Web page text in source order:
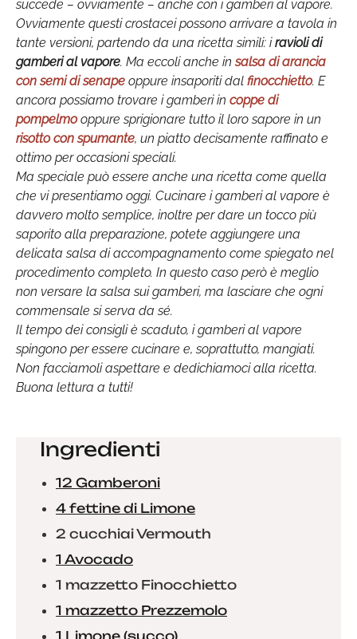
succede – ovviamente – anche con i gamberi al vapore.
Ovviamente questi crostacei possono arrivare a tavola in
tante versioni, partendo da una ricetta simili: iravioli di
gamberi al vapore. Ma eccoli anche insalsa di arancia
con semi di senape oppure insaporiti dal finocchietto. E
ancora possiamo trovare i gamberi in coppe di
pompelmooppure sprigionare tutto il loro sapore in un
risotto con spumante, un piatto decisamente raffinato e
ottimo per occasioni speciali.
Ma speciale può essere anche una ricetta come quella
che vi presentiamo oggi. Cucinare i gamberi al vapore è
davvero molto semplice, inoltre per dare un tocco più
saporito alla preparazione, potete aggiungere una
delicata salsa di accompagnamento come spiegato nel
procedimento completo. In questo caso però è meglio
non versare la salsa sui gamberi, ma lasciare che ogni
commensale si serva da sé.
Il tempo dei consigli è scaduto, i gamberi al vapore
spingono per essere cucinare e, soprattutto, mangiati.
Non facciamoli aspettare e dedichiamoci alla ricetta.
Buona lettura a tutti!
Ingredienti
12 Gamberoni
4 fettine di Limone
2 cucchiai Vermouth
1 Avocado
1 mazzetto Finocchietto
1 mazzetto Prezzemolo
1 Limone (succo)